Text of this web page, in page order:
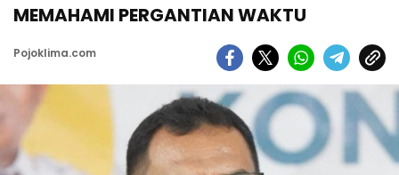
MEMAHAMI PERGANTIAN WAKTU
Pojoklima.com